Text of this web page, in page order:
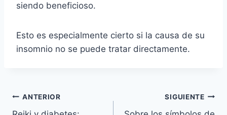
siendo beneficioso.
Esto es especialmente cierto si la causa de su
insomnio no se puede tratar directamente.
Navegación
ANTERIOR SIGUIENTE